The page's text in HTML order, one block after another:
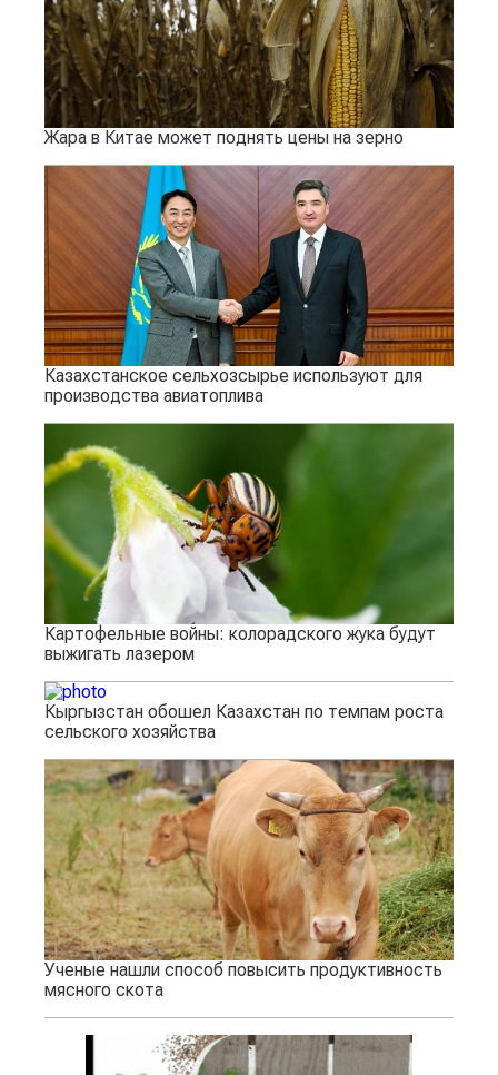
Жара в Китае может поднять цены на зерно
Казахстанское сельхозсырье используют для
производства авиатоплива
Картофельные войны: колорадского жука будут
выжигать лазером
Кыргызстан обошел Казахстан по темпам роста
сельского хозяйства
Ученые нашли способ повысить продуктивность
мясного скота